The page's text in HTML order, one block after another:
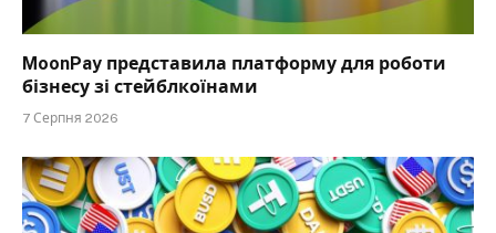
MoonPay представила платформу для роботи
бізнесу зі стейблкоїнами
7 Серпня 2026